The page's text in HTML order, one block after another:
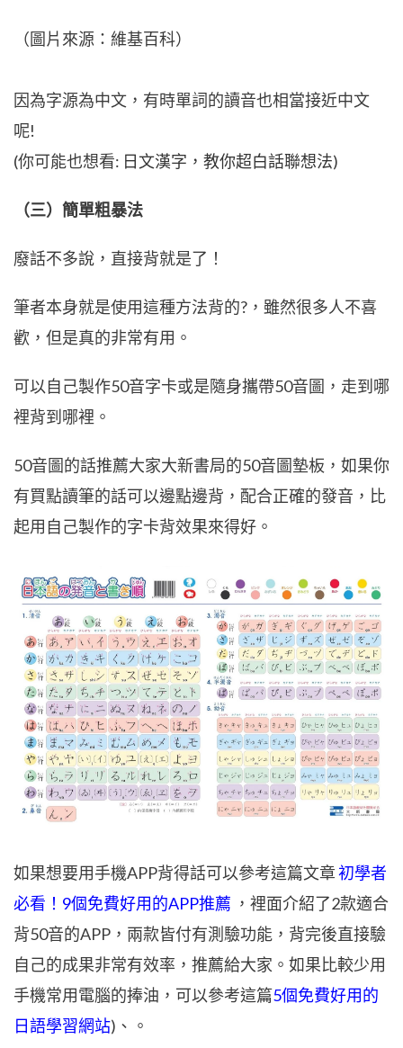
（圖片來源：維基百科）
因為字源為中文，有時單詞的讀音也相當接近中文
呢!
(你可能也想看: 日文漢字，教你超白話聯想法)
（三）簡單粗暴法
廢話不多說，直接背就是了！
筆者本身就是使用這種方法背的?，雖然很多人不喜
歡，但是真的非常有用。
可以自己製作50音字卡或是隨身攜帶50音圖，走到哪
裡背到哪裡。
50音圖的話推薦大家大新書局的50音圖墊板，如果你
有買點讀筆的話可以邊點邊背，配合正確的發音，比
起用自己製作的字卡背效果來得好。
如果想要用手機APP背得話可以參考這篇文章初學者
必看！9個免費好用的APP推薦 ，裡面介紹了2款適合
背50音的APP，兩款皆付有測驗功能，背完後直接驗
自己的成果非常有效率，推薦給大家。如果比較少用
手機常用電腦的捧油，可以參考這篇5個免費好用的
日語學習網站)、。